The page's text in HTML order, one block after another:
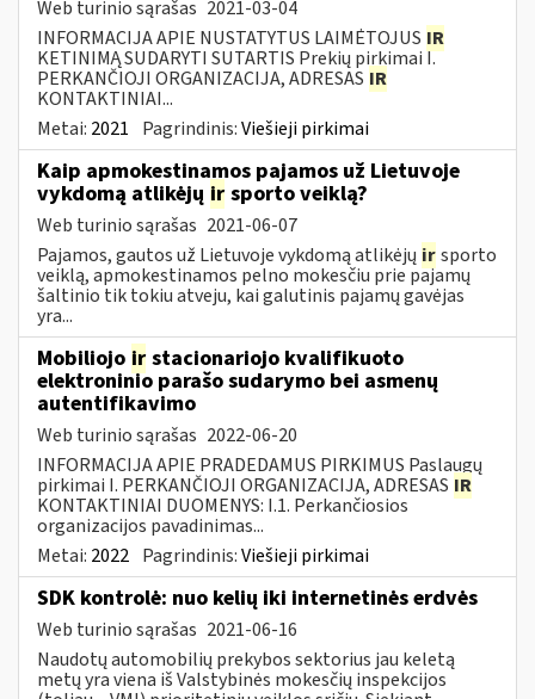
Web turinio sąrašas 2021-03-04
INFORMACIJA APIE NUSTATYTUS LAIMĖTOJUS IR
KETINIMĄ SUDARYTI SUTARTIS Prekių pirkimai I.
PERKANČIOJI ORGANIZACIJA, ADRESAS IR
KONTAKTINIAI...
Metai: 2021 Pagrindinis:Viešieji pirkimai
Kaip apmokestinamos pajamos už Lietuvoje
vykdomą atlikėjų ir sporto veiklą?
Web turinio sąrašas 2021-06-07
Pajamos, gautos už Lietuvoje vykdomą atlikėjų irsporto
veiklą, apmokestinamos pelno mokesčiu prie pajamų
šaltinio tik tokiu atveju, kai galutinis pajamų gavėjas
yra...
Mobiliojo ir stacionariojo kvalifikuoto
elektroninio parašo sudarymo bei asmenų
autentifikavimo
Web turinio sąrašas 2022-06-20
INFORMACIJA APIE PRADEDAMUS PIRKIMUS Paslaugų
pirkimai I. PERKANČIOJI ORGANIZACIJA, ADRESAS IR
KONTAKTINIAI DUOMENYS: I.1. Perkančiosios
organizacijos pavadinimas...
Metai: 2022 Pagrindinis:Viešieji pirkimai
SDK kontrolė: nuo kelių iki internetinės erdvės
Web turinio sąrašas 2021-06-16
Naudotų automobilių prekybos sektorius jau keletą
metų yra viena iš Valstybinės mokesčių inspekcijos